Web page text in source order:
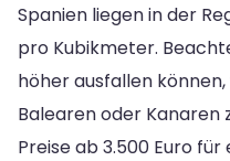
Spanien liegen in der
pro Kubikmeter.
höher ausfallen
Balearen oder Kanaren
Preise ab 3.500 Euro